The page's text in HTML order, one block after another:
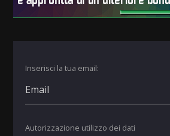
Inserisci la tua email:
Autorizzazione utilizzo dei dati